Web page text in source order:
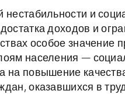
и
доходов и
особое значение
населения —
на повышение
оказавшихся в